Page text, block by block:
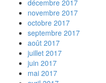
décembre 2017
novembre 2017
octobre 2017
septembre 2017
août 2017
juillet 2017
juin 2017
mai 2017